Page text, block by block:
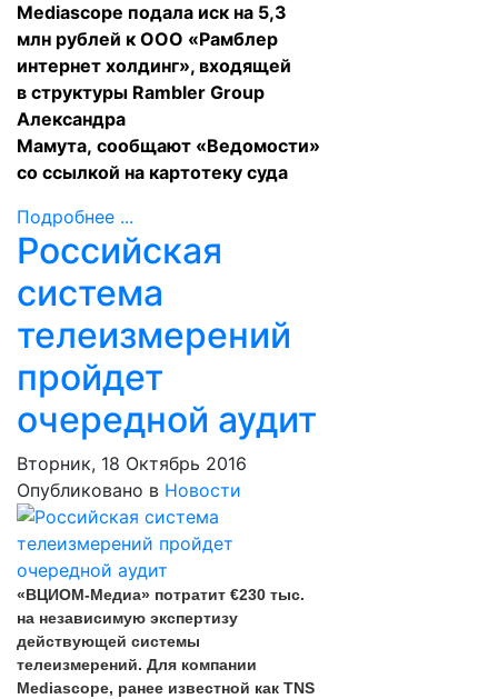
Mediascope подала иск на 5,3
млн рублей к ООО «Рамблер
интернет холдинг», входящей
в структуры Rambler Group
Александра
Мамута, сообщают «Ведомости»
со ссылкой на картотеку суда
Подробнее ...
Российская
система
телеизмерений
пройдет
очередной аудит
Вторник, 18 Октябрь 2016
Опубликовано в Новости
«ВЦИОМ-Медиа» потратит €230 тыс.
на независимую экспертизу
действующей системы
телеизмерений. Для компании
Mediascope, ранее известной как TNS